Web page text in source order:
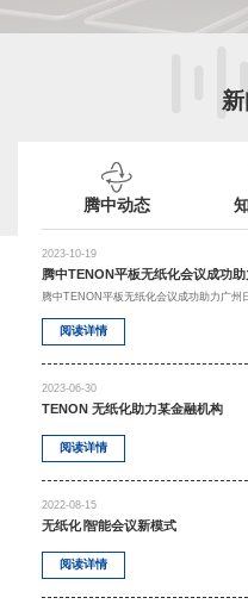
新
腾中动态
2023-10-19
腾中TENON平板无纸化会议成功
腾中TENON平板无纸化会议成功助力广州
阅读详情
2023-06-30
TENON 无纸化助力某金融机构
阅读详情
2022-08-15
无纸化∣智能会议新模式
阅读详情